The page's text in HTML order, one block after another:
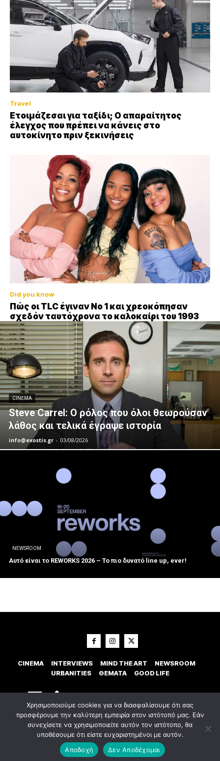
Travel
Ετοιμάζεσαι για ταξίδι; Ο απαραίτητος
έλεγχος που πρέπει να κάνεις στο
αυτοκίνητο πριν ξεκινήσεις
Did you know
Πώς οι TLC έγιναν Νο 1 και χρεοκόπησαν
σχεδόν ταυτόχρονα το καλοκαίρι του 1993
CINEMA
Steve Carrel: Ο ρόλος που όλοι θεωρούσαν
λάθος και τελικά έγραψε ιστορία
info@exostis.gr - 03/08/2026
NEWSROOM
Αυτό είναι το REWORKS 2026 – Το πιο δυνατό line up, ever!
CINEMA INTERVIEWS MIND THE ART
NEWSROOM
URBANITIES
ΘΕΜΑΤΑ GOOD LIFE
© 2023 Εxostispress - All right reserved. Κατασκευή Ιστοσελίδας
digital agency
Οροι χρήσης
Χρησιμοποιούμε cookies για να διασφαλίσουμε ότι σας
προσφέρουμε την καλύτερη εμπειρία στον ιστότοπό μας. Εάν
συνεχίσετε να χρησιμοποιείτε αυτόν τον ιστότοπο, θα
υποθέσουμε ότι είστε ευχαριστημένοι με αυτόν.
Αποδοχή
Δεν Αποδέχομαι